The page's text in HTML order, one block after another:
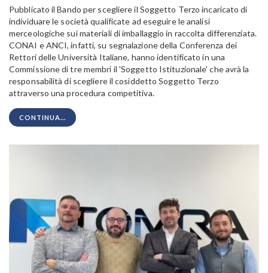
Pubblicato il Bando per scegliere il Soggetto Terzo incaricato di
individuare le società qualificate ad eseguire le analisi
merceologiche sui materiali di imballaggio in raccolta differenziata.
CONAI e ANCI, infatti, su segnalazione della Conferenza dei
Rettori delle Università Italiane, hanno identificato in una
Commissione di tre membri il 'Soggetto Istituzionale' che avrà la
responsabilità di scegliere il cosiddetto Soggetto Terzo
attraverso una procedura competitiva.
CONTINUA...